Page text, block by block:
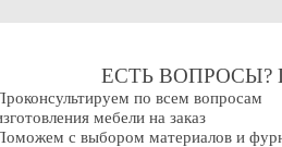
ЕСТЬ
по всем вопросам
мебели на заказ
с выбором материалов и